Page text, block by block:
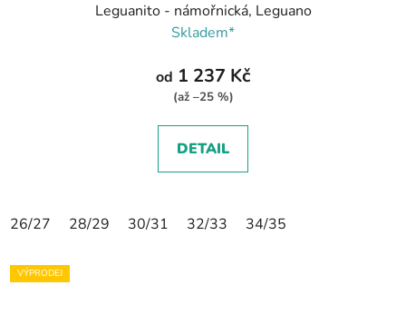
Leguanito - námořnická, Leguano
Skladem*
od 1 237 Kč
(až –25 %)
DETAIL
26/27 28/29 30/31 32/33 34/35
VÝPRODEJ